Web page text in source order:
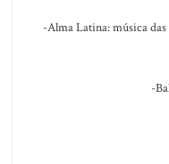
-Alma Latina: música
-